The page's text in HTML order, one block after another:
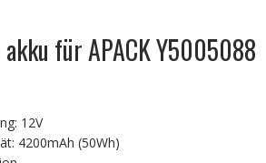
akku für APACK Y5005088
12V
4200mAh (50Wh)